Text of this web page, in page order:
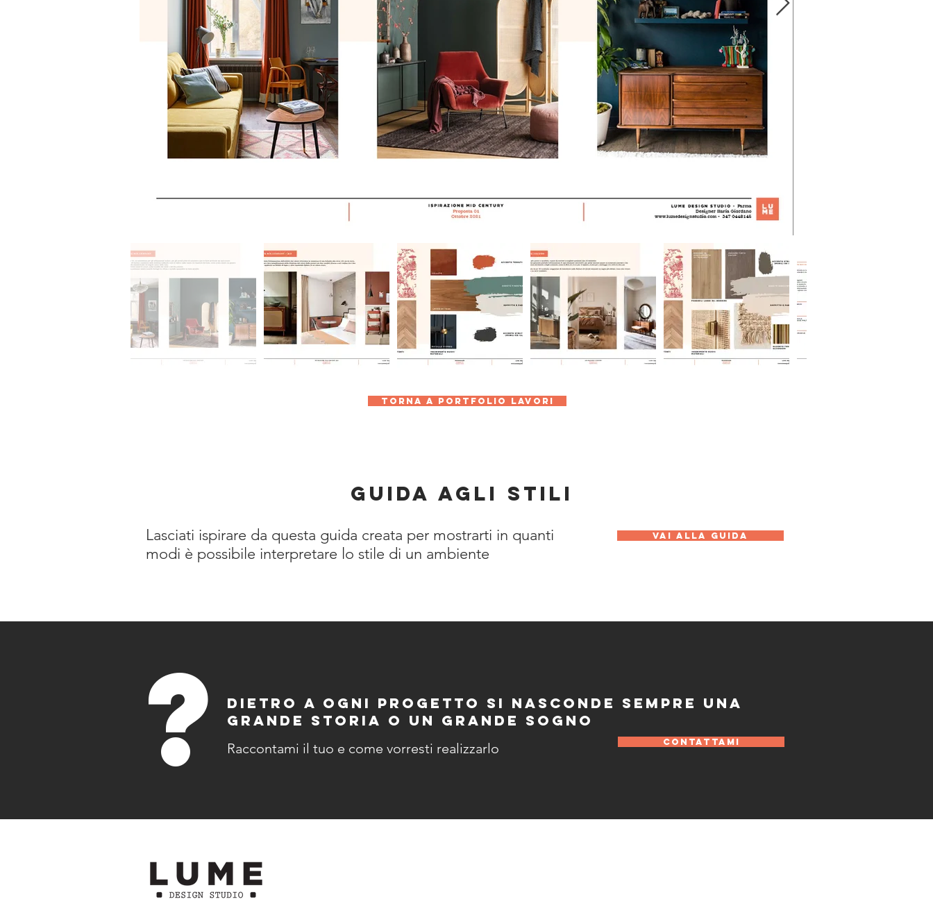
Torna a portfolio lavori
guida agli stili
VAI ALLA GUIDA
Lasciati ispirare da questa guida creata per mostrarti in quanti
modi è possibile interpretare lo stile di un ambiente
?DIETRO A OGNI PROGETTO SI NASCONDE SEMPRE UNA
GRANDE STORIA O UN GRANDE SOGNO
Raccontami il tuo e come vorresti realizzarlo CONTATTAMI